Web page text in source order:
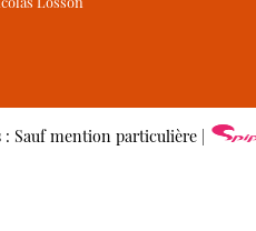
: Sauf mention particulière |